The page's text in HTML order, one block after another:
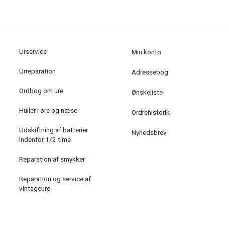
Urservice
Urreparation
Ordbog om ure
Huller i øre og næse
Udskiftning af batterier
indenfor 1/2 time
Reparation af smykker
Reparation og service af
vintageure
Min konto
Adressebog
Ønskeliste
Ordrehistorik
Nyhedsbrev